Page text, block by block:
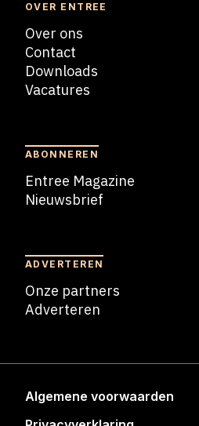
OVER ENTREE
Over ons
Contact
Downloads
Vacatures
ABONNEREN
Entree Magazine
Nieuwsbrief
ADVERTEREN
Onze partners
Adverteren
Algemene voorwaarden